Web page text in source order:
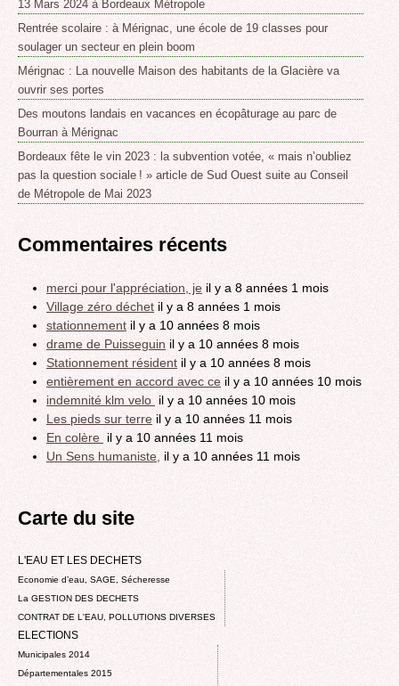
13 Mars 2024 à Bordeaux Métropole
Rentrée scolaire : à Mérignac, une école de 19 classes pour
soulager un secteur en plein boom
Mérignac : La nouvelle Maison des habitants de la Glacière va
ouvrir ses portes
Des moutons landais en vacances en écopâturage au parc de
Bourran à Mérignac
Bordeaux fête le vin 2023 : la subvention votée, « mais n’oubliez
pas la question sociale ! » article de Sud Ouest suite au Conseil
de Métropole de Mai 2023
Commentaires récents
merci pour l'appréciation, je il y a 8 années 1 mois
Village zéro déchet il y a 8 années 1 mois
stationnement il y a 10 années 8 mois
drame de Puisseguin il y a 10 années 8 mois
Stationnement résident il y a 10 années 8 mois
entièrement en accord avec ce il y a 10 années 10 mois
indemnité klm velo il y a 10 années 10 mois
Les pieds sur terre il y a 10 années 11 mois
En colère il y a 10 années 11 mois
Un Sens humaniste, il y a 10 années 11 mois
Carte du site
L'EAU ET LES DECHETS
Economie d’eau, SAGE, Sécheresse
La GESTION DES DECHETS
CONTRAT DE L'EAU, POLLUTIONS DIVERSES
ELECTIONS
Municipales 2014
Départementales 2015